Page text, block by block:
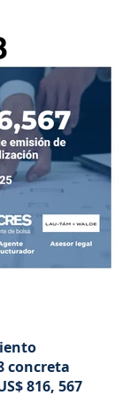
concreta
816, 567